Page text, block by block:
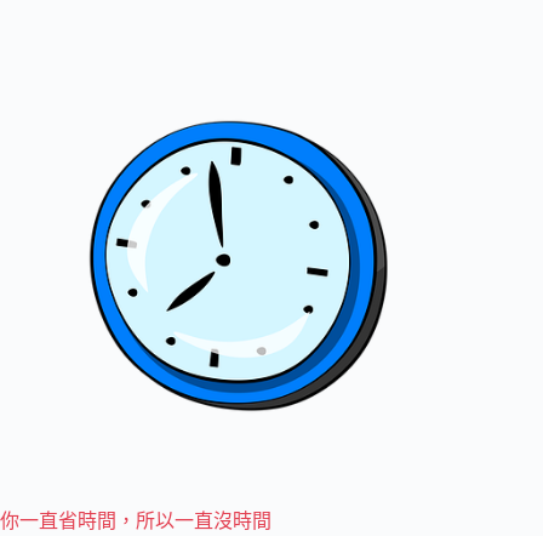
你一直省時間，所以一直沒時間